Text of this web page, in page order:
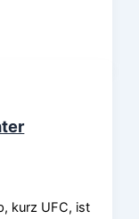
kurz UFC, ist